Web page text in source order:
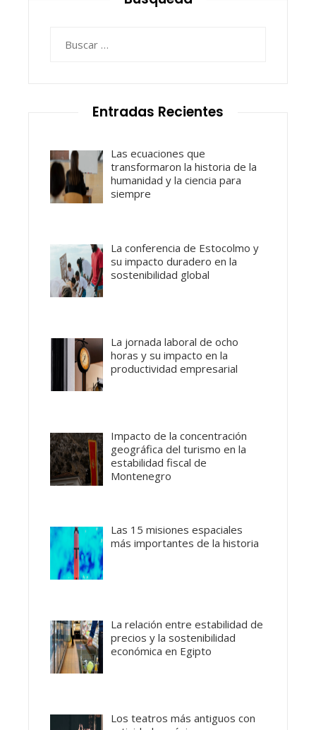
Entradas Recientes
Las ecuaciones que
transformaron la historia de la
humanidad y la ciencia para
siempre
La conferencia de Estocolmo y
su impacto duradero en la
sostenibilidad global
La jornada laboral de ocho
horas y su impacto en la
productividad empresarial
Impacto de la concentración
geográfica del turismo en la
estabilidad fiscal de
Montenegro
Las 15 misiones espaciales
más importantes de la historia
La relación entre estabilidad de
precios y la sostenibilidad
económica en Egipto
Los teatros más antiguos con